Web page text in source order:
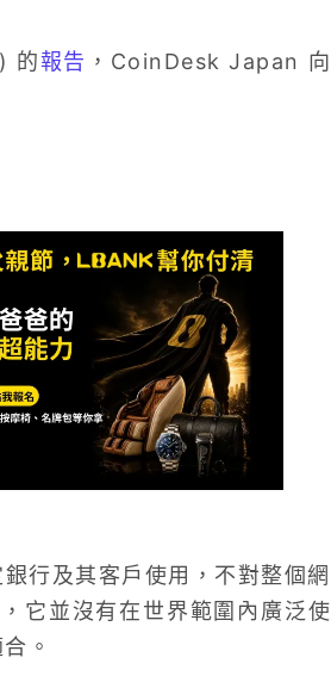
的報告 ，CoinDesk Japan 向
行及其客戶使用，不對整個網
它並沒有在世界範圍內廣泛使
。